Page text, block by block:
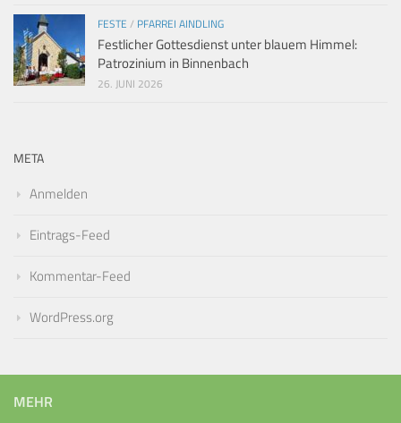
FESTE / PFARREI AINDLING
Festlicher Gottesdienst unter blauem Himmel:
Patrozinium in Binnenbach
26. JUNI 2026
META
Anmelden
Eintrags-Feed
Kommentar-Feed
WordPress.org
MEHR